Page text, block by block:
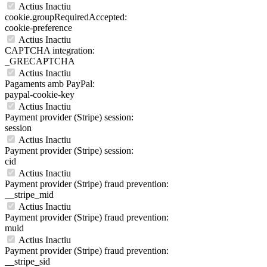
Actius Inactiu
cookie.groupRequiredAccepted:
cookie-preference
Actius Inactiu
CAPTCHA integration:
_GRECAPTCHA
Actius Inactiu
Pagaments amb PayPal:
paypal-cookie-key
Actius Inactiu
Payment provider (Stripe) session:
session
Actius Inactiu
Payment provider (Stripe) session:
cid
Actius Inactiu
Payment provider (Stripe) fraud prevention:
__stripe_mid
Actius Inactiu
Payment provider (Stripe) fraud prevention:
muid
Actius Inactiu
Payment provider (Stripe) fraud prevention:
__stripe_sid